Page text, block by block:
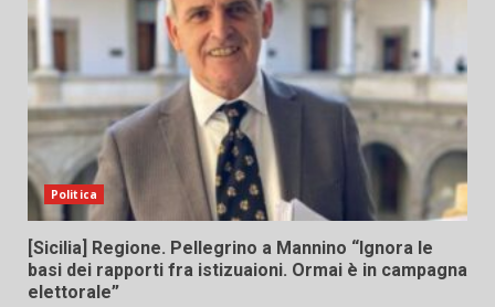
Politica
[Sicilia] Regione. Pellegrino a Mannino “Ignora le
basi dei rapporti fra istizuaioni. Ormai è in campagna
elettorale”